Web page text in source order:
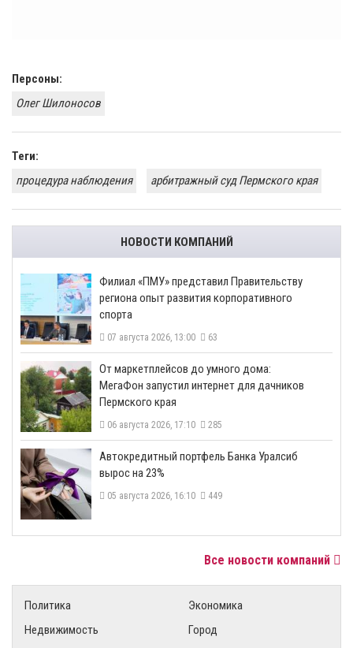
Персоны:
Олег Шилоносов
Теги:
процедура наблюдения
арбитражный суд Пермского края
НОВОСТИ КОМПАНИЙ
​Филиал «ПМУ» представил Правительству
региона опыт развития корпоративного
спорта
07 августа 2026, 13:00 63
От маркетплейсов до умного дома:
МегаФон запустил интернет для дачников
Пермского края
06 августа 2026, 17:10 285
​Автокредитный портфель Банка Уралсиб
вырос на 23%
05 августа 2026, 16:10 449
Все новости компаний
Политика
Экономика
Недвижимость
Город